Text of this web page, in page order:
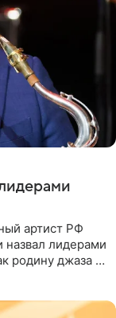
артист РФ
лидерами
родину джаза и